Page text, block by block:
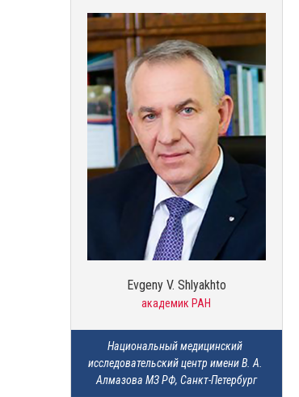
Evgeny V. Shlyakhto
академик РАН
Национальный медицинский
исследовательский центр имени В. А.
Алмазова МЗ РФ, Санкт-Петербург